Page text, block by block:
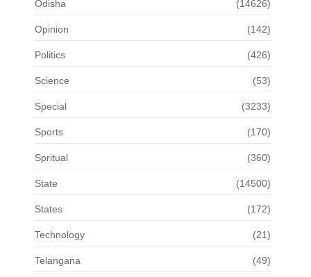
Odisha (14626)
Opinion (142)
Politics (426)
Science (53)
Special (3233)
Sports (170)
Spritual (360)
State (14500)
States (172)
Technology (21)
Telangana (49)